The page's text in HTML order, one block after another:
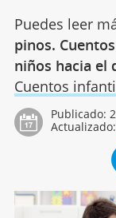
Puedes leer
pinos.
niños hacia el
Cuentos
Publicado:
Actualizado: